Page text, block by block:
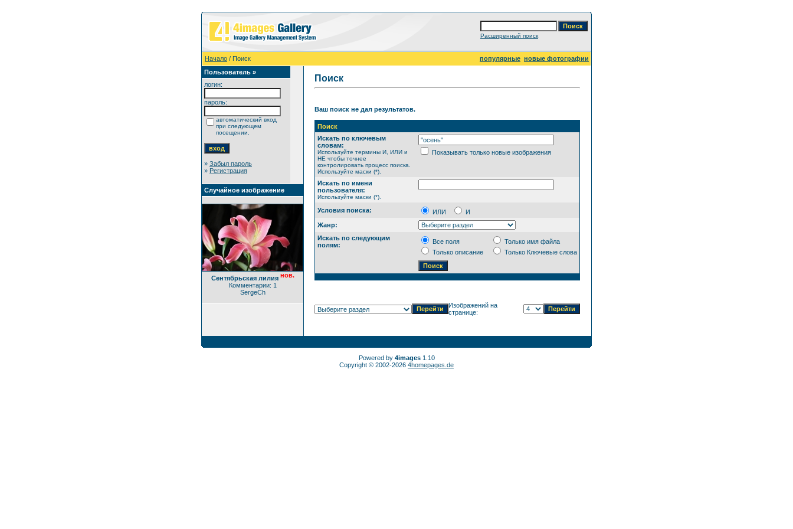
Расширенный поиск
Начало / Поиск популярные новые фотографии
Пользователь »
логин:
пароль:
автоматический вход
при следующем
посещении.
» Забыл пароль
» Регистрация
Случайное изображение
Сентябрьская лилия нов.
Комментарии: 1
SergeCh
Поиск
Ваш поиск не дал результатов.
Поиск
Искать по ключевым
словам:
Используйте термины И, ИЛИ и
НЕ чтобы точнее
контролировать процесс поиска.
Используйте маски (*).
Показывать только новые изображения
Искать по имени
пользователя:
Используйте маски (*).
Условия поиска: ИЛИ
И
Жанр:
Искать по следующим
полям:
Все поля
Только имя файла
Только описание
Только Ключевые слова
Изображений на
странице:
Powered by 4images1.10
Copyright © 2002-2026 4homepages.de